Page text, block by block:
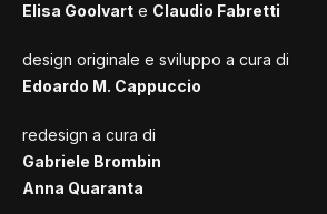
Elisa Goolvart e Claudio Fabretti
design originale e sviluppo a cura di
Edoardo M. Cappuccio
redesign a cura di
Gabriele Brombin
Anna Quaranta